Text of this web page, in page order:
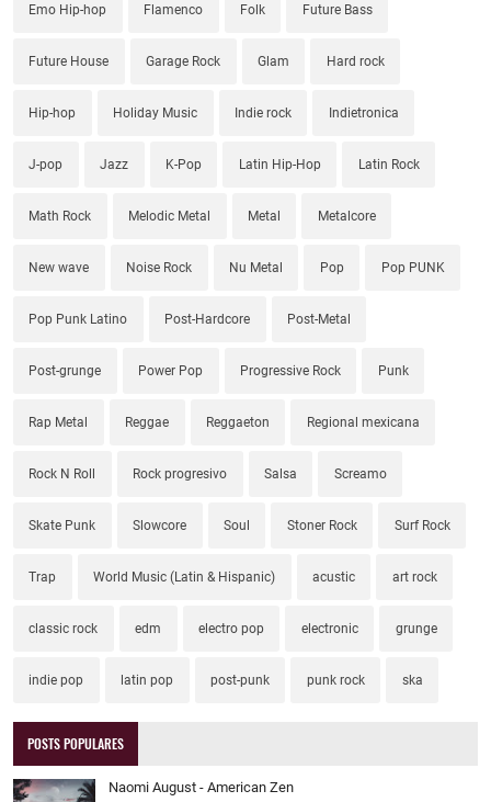
Emo Hip-hop Flamenco Folk Future Bass
Future House Garage Rock Glam Hard rock
Hip-hop Holiday Music Indie rock Indietronica
J-pop Jazz K-Pop Latin Hip-Hop Latin Rock
Math Rock Melodic Metal Metal Metalcore
New wave Noise Rock Nu Metal Pop Pop PUNK
Pop Punk Latino Post-Hardcore Post-Metal
Post-grunge Power Pop Progressive Rock Punk
Rap Metal Reggae Reggaeton Regional mexicana
Rock N Roll Rock progresivo Salsa Screamo
Skate Punk Slowcore Soul Stoner Rock Surf Rock
Trap World Music (Latin & Hispanic) acustic art rock
classic rock edm electro pop electronic grunge
indie pop latin pop post-punk punk rock ska
POSTS POPULARES
Naomi August - American Zen